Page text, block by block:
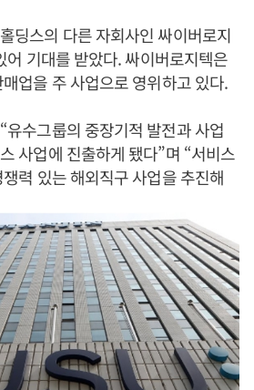
딩스의 다른 자회사인 싸이버로지
어 기대를 받았다. 싸이버로지텍은
업을 주 사업으로 영위하고 있다.
유수그룹의 중장기적 발전과 사업
사업에 진출하게 됐다”며 “서비스
력 있는 해외직구 사업을 추진해